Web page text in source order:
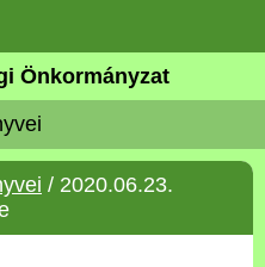
Önkormányzat
/ 2020.06.23.